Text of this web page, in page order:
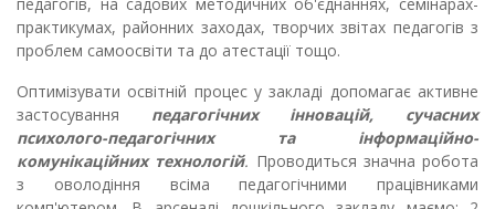
практикумах, районних заходах, творчих звітах педагогів з
проблем самоосвіти та до атестації тощо.
Оптимізувати освітній процес у закладі допомагає активне
застосування педагогічних інновацій, сучасних
психолого-педагогічних та інформаційно-
комунікаційних технологій. Проводиться значна робота
з оволодіння всіма педагогічними працівниками